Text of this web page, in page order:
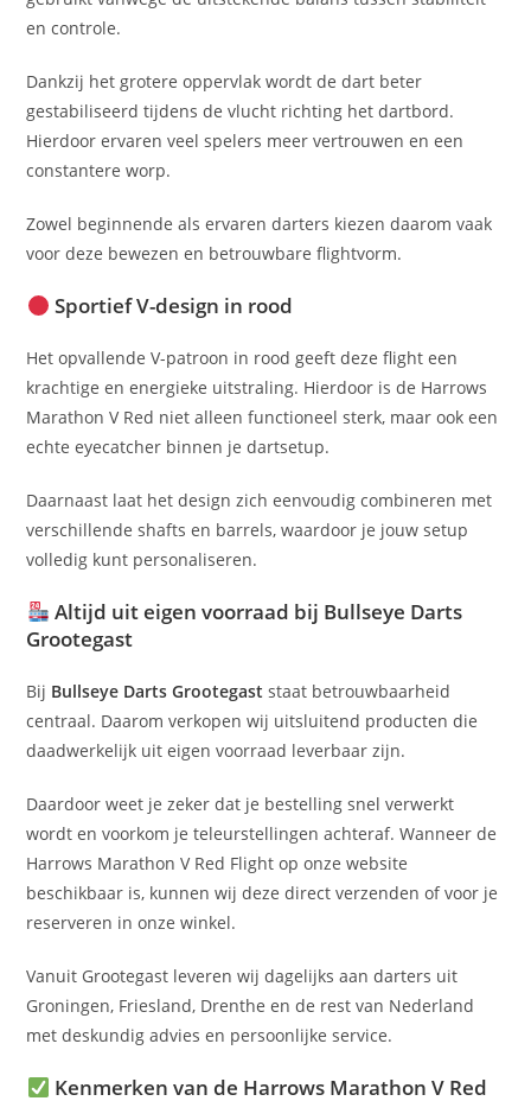
en controle.
Dankzij het grotere oppervlak wordt de dart beter
gestabiliseerd tijdens de vlucht richting het dartbord.
Hierdoor ervaren veel spelers meer vertrouwen en een
constantere worp.
Zowel beginnende als ervaren darters kiezen daarom vaak
voor deze bewezen en betrouwbare flightvorm.
Sportief V-design in rood
Het opvallende V-patroon in rood geeft deze flight een
krachtige en energieke uitstraling. Hierdoor is de Harrows
Marathon V Red niet alleen functioneel sterk, maar ook een
echte eyecatcher binnen je dartsetup.
Daarnaast laat het design zich eenvoudig combineren met
verschillende shafts en barrels, waardoor je jouw setup
volledig kunt personaliseren.
Altijd uit eigen voorraad bij Bullseye Darts
Grootegast
Bij Bullseye Darts Grootegast staat betrouwbaarheid
centraal. Daarom verkopen wij uitsluitend producten die
daadwerkelijk uit eigen voorraad leverbaar zijn.
Daardoor weet je zeker dat je bestelling snel verwerkt
wordt en voorkom je teleurstellingen achteraf. Wanneer de
Harrows Marathon V Red Flight op onze website
beschikbaar is, kunnen wij deze direct verzenden of voor je
reserveren in onze winkel.
Vanuit Grootegast leveren wij dagelijks aan darters uit
Groningen, Friesland, Drenthe en de rest van Nederland
met deskundig advies en persoonlijke service.
Kenmerken van de Harrows Marathon V Red